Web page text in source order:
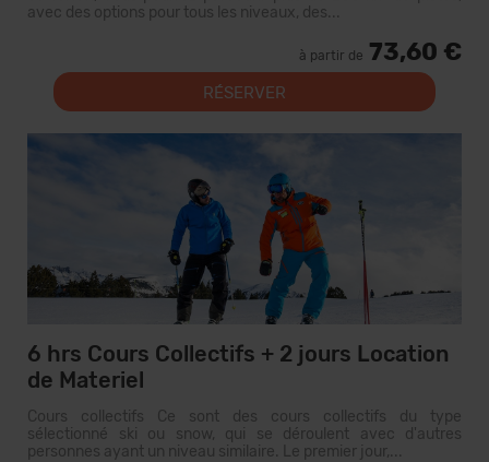
avec des options pour tous les niveaux, des...
à partir de 73,60 €
RÉSERVER
6 hrs Cours Collectifs + 2 jours Location
de Materiel
Cours collectifs Ce sont des cours collectifs du type
sélectionné ski ou snow, qui se déroulent avec d'autres
personnes ayant un niveau similaire. Le premier jour,...